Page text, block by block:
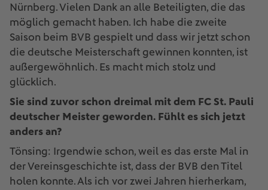
Nürnberg. Vielen Dank an alle Beteiligten, die das
möglich gemacht haben. Ich habe die zweite
Saison beim BVB gespielt und dass wir jetzt schon
die deutsche Meisterschaft gewinnen konnten, ist
außergewöhnlich. Es macht mich stolz und
glücklich.
Sie sind zuvor schon dreimal mit dem FC St. Pauli
deutscher Meister geworden. Fühlt es sich jetzt
anders an?
Tönsing: Irgendwie schon, weil es das erste Mal in
der Vereinsgeschichte ist, dass der BVB den Titel
holen konnte. Als ich vor zwei Jahren hierherkam,